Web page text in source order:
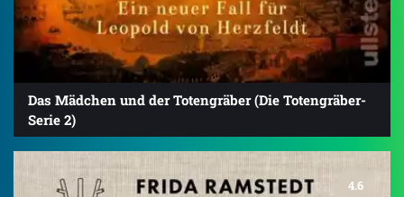
Das Mädchen und der Totengräber (Die Totengräber-
Serie 2)
4.6